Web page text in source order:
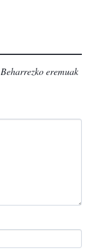
Beharrezko eremuak